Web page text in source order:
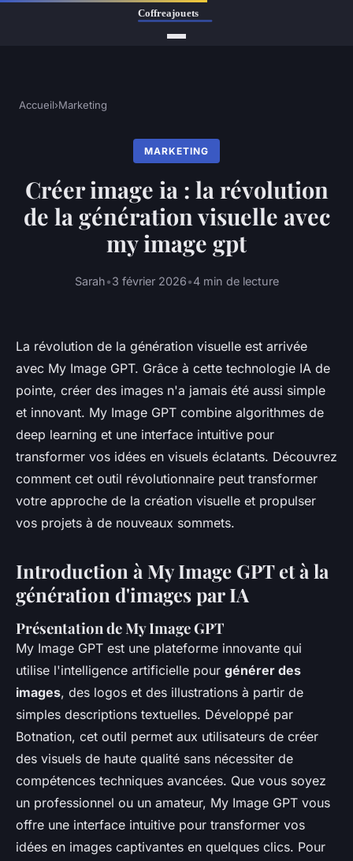
Accueil›Marketing
MARKETING
Créer image ia : la révolution
de la génération visuelle avec
my image gpt
Sarah•3 février 2026•4 min de lecture
La révolution de la génération visuelle est arrivée
avec My Image GPT. Grâce à cette technologie IA de
pointe, créer des images n'a jamais été aussi simple
et innovant. My Image GPT combine algorithmes de
deep learning et une interface intuitive pour
transformer vos idées en visuels éclatants. Découvrez
comment cet outil révolutionnaire peut transformer
votre approche de la création visuelle et propulser
vos projets à de nouveaux sommets.
Introduction à My Image GPT et à la
génération d'images par IA
Présentation de My Image GPT
My Image GPT est une plateforme innovante qui
utilise l'intelligence artificielle pour générer des
images, des logos et des illustrations à partir de
simples descriptions textuelles. Développé par
Botnation, cet outil permet aux utilisateurs de créer
des visuels de haute qualité sans nécessiter de
compétences techniques avancées. Que vous soyez
un professionnel ou un amateur, My Image GPT vous
offre une interface intuitive pour transformer vos
idées en images captivantes en quelques clics. Pour